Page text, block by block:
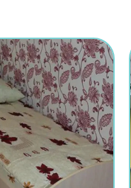
не только
гости
услуги и
Персонал
английском.
после
есть душ,
халат и
зависит от